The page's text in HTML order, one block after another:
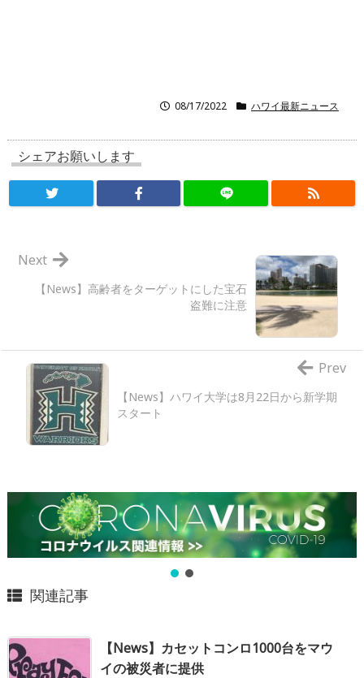
08/17/2022 ハワイ最新ニュース
シェアお願いします
【News】高齢者をターゲットにした宝石
盗難に注意
Next
【News】ハワイ大学は8月22日から新学期
スタート
Prev
関連記事
【News】カセットコンロ1000台をマウ
イの被災者に提供